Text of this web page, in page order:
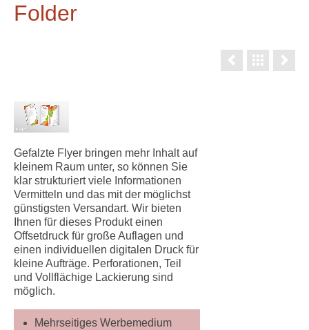
Folder
Gefalzte Flyer bringen mehr Inhalt auf
kleinem Raum unter, so können Sie
klar strukturiert viele Informationen
Vermitteln und das mit der möglichst
günstigsten Versandart. Wir bieten
Ihnen für dieses Produkt einen
Offsetdruck für große Auflagen und
einen individuellen digitalen Druck für
kleine Aufträge. Perforationen, Teil
und Vollflächige Lackierung sind
möglich.
Mehrseitiges Werbemedium